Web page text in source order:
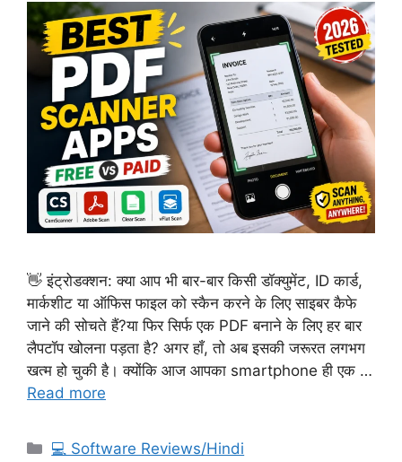
👋 इंट्रोडक्शन: क्या आप भी बार-बार किसी डॉक्युमेंट, ID कार्ड,
मार्कशीट या ऑफिस फाइल को स्कैन करने के लिए साइबर कैफे
जाने की सोचते हैं?या फिर सिर्फ एक PDF बनाने के लिए हर बार
लैपटॉप खोलना पड़ता है? अगर हाँ, तो अब इसकी जरूरत लगभग
खत्म हो चुकी है। क्योंकि आज आपका smartphone ही एक …
Read more
Categories
💻 Software Reviews/Hindi